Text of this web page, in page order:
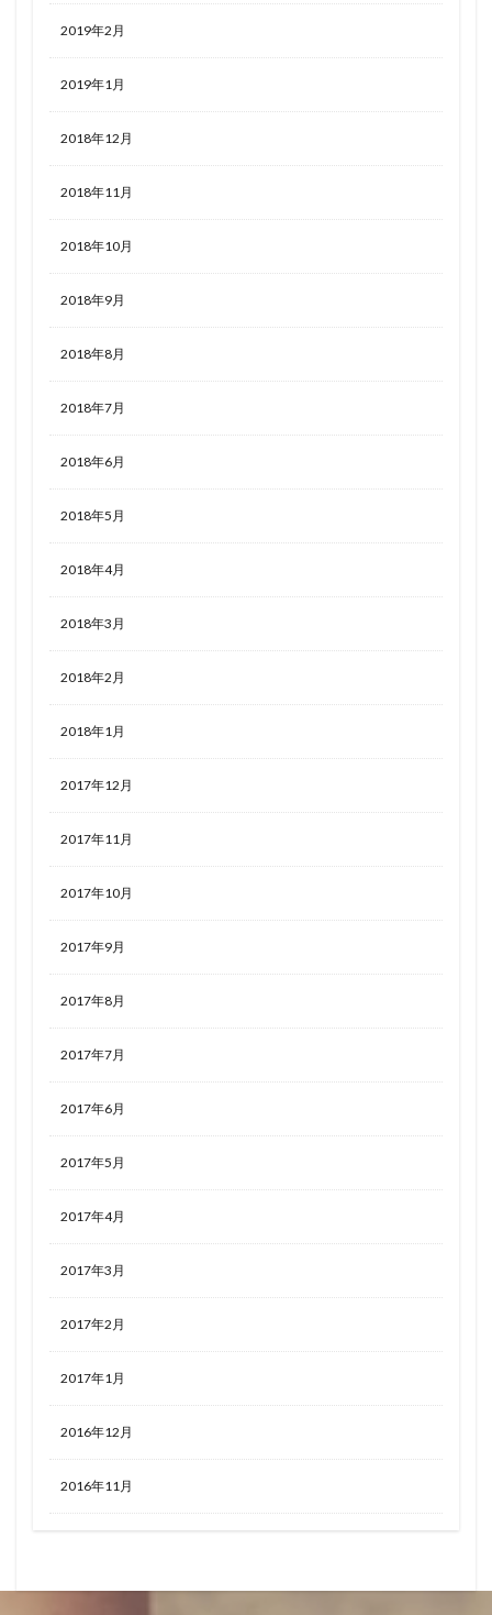
2019年2月
2019年1月
2018年12月
2018年11月
2018年10月
2018年9月
2018年8月
2018年7月
2018年6月
2018年5月
2018年4月
2018年3月
2018年2月
2018年1月
2017年12月
2017年11月
2017年10月
2017年9月
2017年8月
2017年7月
2017年6月
2017年5月
2017年4月
2017年3月
2017年2月
2017年1月
2016年12月
2016年11月